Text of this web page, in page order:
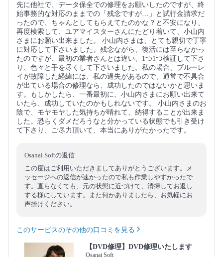
先に他社で、データ保全での修理をお願いしたのですが、終
始事務的な対応のままでの「残念ですが…」と試行金請求だ
ったので、ちゃんとしてもらえてたのかな？と不安になり、
再度検索して、ユアマイスターさんにたどり着いて、小山内
さまにお願い出来ました。 小山内さまは、とても親切で丁寧
に対応して下さいました。残念ながら、復活には至らなかっ
たのですが、最初の業者さんとは違い、1つ1つ検証して下さ
り、色々と手を尽くして下さいました。私の場合、ブルーレ
イが故障した経緯には、私の過失があるので、通常で不具合
が出ている場合の修理なら、成功したのではないかと思いま
す。もしかしたら、一番最初に、小山内さまにお願い出来て
いたら、成功していたのかもしれないです。 小山内さまのお
陰で、モヤモヤした気持ちが晴れて、納得することが出来ま
した。恐らくダメだろうなと分かっている状態でも引き受け
て下さり、ご尽力頂いて、本当にありがたかったです。
Osanai Softの返信
この度はご利用いただきましてありがとうございます。メ
ッセージへの返信が速かったので私も作業しやすかったで
す。直らなくても、元の状態に近づけて、清掃してお返し
する様にしています。また何かありましたら、お気軽にお
声掛けください。
このサービスのその他の口コミを見る
【DVD修理】DVD修理いたします
Osanai Soft